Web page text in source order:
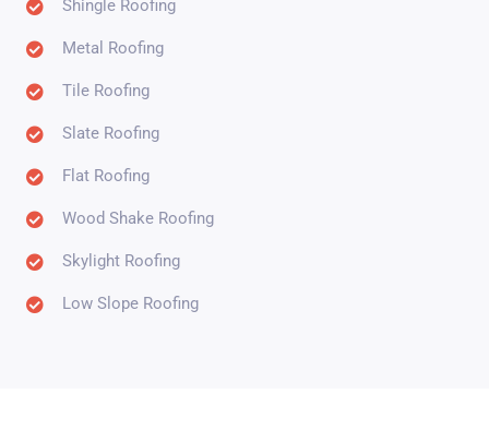
Shingle Roofing
Metal Roofing
Tile Roofing
Slate Roofing
Flat Roofing
Wood Shake Roofing
Skylight Roofing
Low Slope Roofing